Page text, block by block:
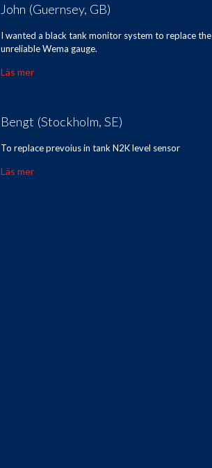
John (Guernsey, GB)
I wanted a black tank monitor system to replace the
unreliable Wema gauge.
Läs mer
Bengt (Stockholm, SE)
To replace prevoius in tank N2K level sensor
Läs mer